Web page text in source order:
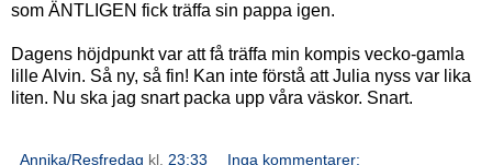
som ÄNTLIGEN fick träffa sin pappa igen.
Dagens höjdpunkt var att få träffa min kompis vecko-gamla
lille Alvin. Så ny, så fin! Kan inte förstå att Julia nyss var lika
liten. Nu ska jag snart packa upp våra väskor. Snart.
Annika/Resfredag kl. 23:33 Inga kommentarer: